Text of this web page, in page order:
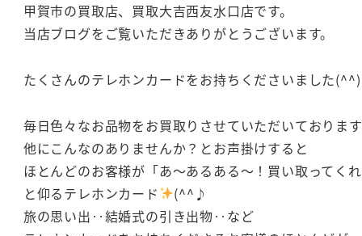
甲賀市の買取店、買取大吉西友水口店です。
当店ブログをご覧いただきありがとうございます。
たくさんのテレホンカードをお持ちくださいました(^^)
毎日色々なお品物をお買取りさせていただいておりま
他にこんなのありませんか？とお声掛けすると
ほとんどのお客様が「あ～あるある～！買い取ってくれ
と仰るテレホンカード
(^^♪
旅の思い出‥結婚式の引き出物‥など